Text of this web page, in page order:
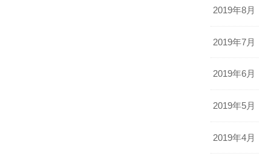
2019年8月
2019年7月
2019年6月
2019年5月
2019年4月